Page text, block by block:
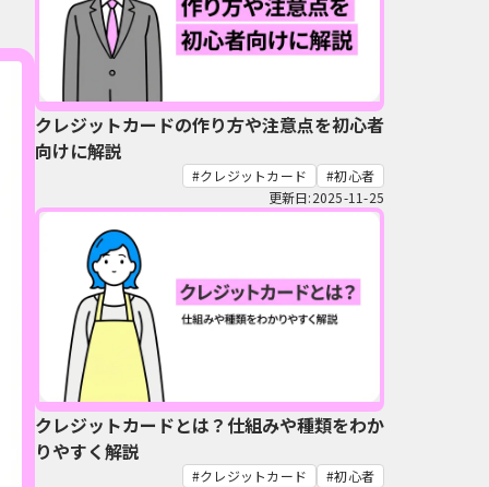
クレジットカードの作り方や注意点を初心者
向けに解説
クレジットカード
初心者
更新日:2025-11-25
クレジットカードとは？仕組みや種類をわか
りやすく解説
クレジットカード
初心者